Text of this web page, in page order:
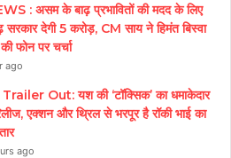
: असम के बाढ़ प्रभावितों की मदद के लिए
सरकार देगी 5 करोड़, CM साय ने हिमंत बिस्वा
फोन पर चर्चा
ago
Out: यश की ‘टॉक्सिक’ का धमाकेदार
एक्शन और थ्रिल से भरपूर है रॉकी भाई का
ago